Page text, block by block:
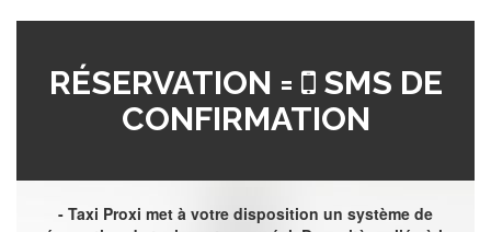
RÉSERVATION =
SMS DE
CONFIRMATION
- Taxi Proxi met à votre disposition un système de